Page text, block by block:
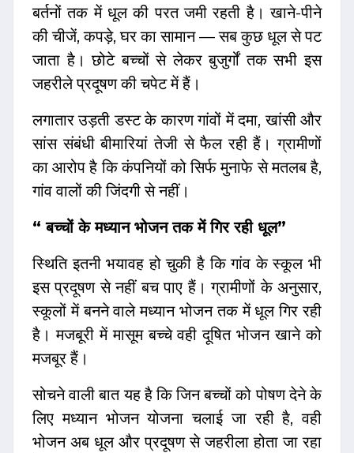
बर्तनों तक में धूल की परत जमी रहती है। खाने-पीने
की चीजें, कपड़े, घर का सामान — सब कुछ धूल से पट
जाता है। छोटे बच्चों से लेकर बुजुर्गों तक सभी इस
जहरीले प्रदूषण की चपेट में हैं।
लगातार उड़ती डस्ट के कारण गांवों में दमा, खांसी और
सांस संबंधी बीमारियां तेजी से फैल रही हैं। ग्रामीणों
का आरोप है कि कंपनियों को सिर्फ मुनाफे से मतलब है,
गांव वालों की जिंदगी से नहीं।
“ बच्चों के मध्यान भोजन तक में गिर रही धूल”
स्थिति इतनी भयावह हो चुकी है कि गांव के स्कूल भी
इस प्रदूषण से नहीं बच पाए हैं। ग्रामीणों के अनुसार,
स्कूलों में बनने वाले मध्यान भोजन तक में धूल गिर रही
है। मजबूरी में मासूम बच्चे वही दूषित भोजन खाने को
मजबूर हैं।
सोचने वाली बात यह है कि जिन बच्चों को पोषण देने के
लिए मध्यान भोजन योजना चलाई जा रही है, वही
भोजन अब धूल और प्रदूषण से जहरीला होता जा रहा